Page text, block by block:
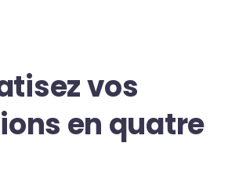
vos
en quatre